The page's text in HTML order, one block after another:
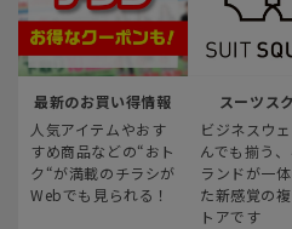
最新のお買い得情報
人気アイテムやおす
すめ商品などの“おト
ク“が満載のチラシが
Webでも見られる！
スーツス
ビジネスウ
んでも揃う
ランドが一
た新感覚の
トアです